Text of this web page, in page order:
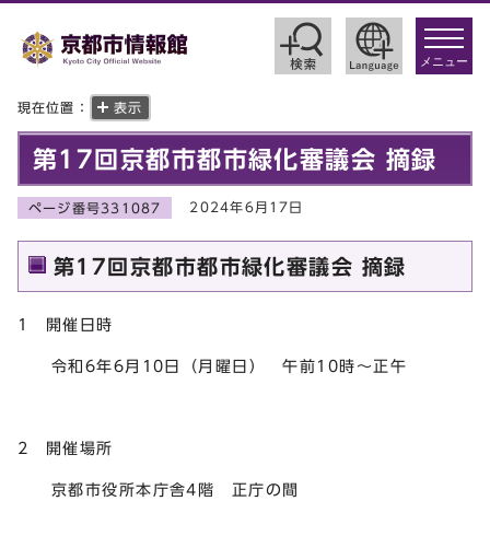
toggle
メニュー
現在位置： 表示
第17回京都市都市緑化審議会 摘録
ページ番号331087 2024年6月17日
第17回京都市都市緑化審議会 摘録
1 開催日時
令和6年6月10日（月曜日） 午前10時～正午
2 開催場所
京都市役所本庁舎4階 正庁の間